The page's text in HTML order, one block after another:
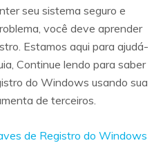
seu sistema seguro e
você deve aprender
Estamos aqui para ajudá-
Continue lendo para saber
do Windows usando sua
de terceiros.
de Registro do Windows